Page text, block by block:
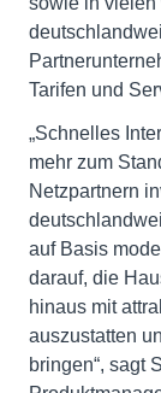
Tarifen und
„Schnelles
mehr zum
Netzpartnern
auf Basis
darauf, die
hinaus mit
auszustatten
bringen“, sagt